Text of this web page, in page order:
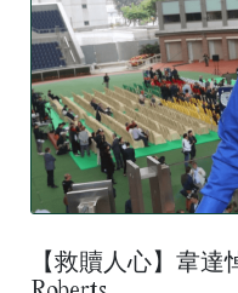
【救贖人心】韋